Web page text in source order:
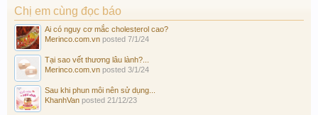
Chị em cùng đọc báo
Ai có nguy cơ mắc cholesterol cao?
Merinco.com.vn posted 7/1/24
Tại sao vết thương lâu lành?...
Merinco.com.vn posted 3/1/24
Sau khi phun môi nên sử dụng...
KhanhVan posted 21/12/23